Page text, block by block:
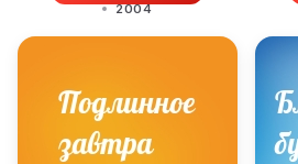
2004